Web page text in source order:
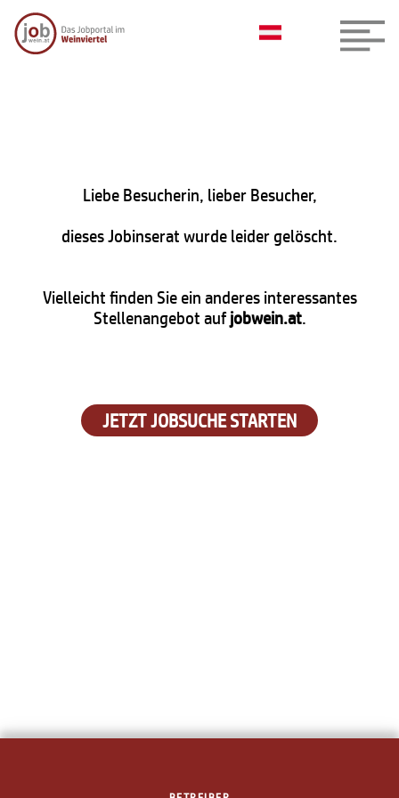
Liebe Besucherin, lieber Besucher,
dieses Jobinserat wurde leider gelöscht.
Vielleicht finden Sie ein anderes interessantes
Stellenangebot aufjobwein.at.
JETZT JOBSUCHE STARTEN